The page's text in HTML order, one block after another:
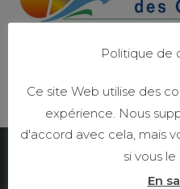
RETOUR AUX
Découvrez mes
Politique de
Ce site Web utilise des
expérience. Nous
d'accord avec cela, mais
si vous le
En